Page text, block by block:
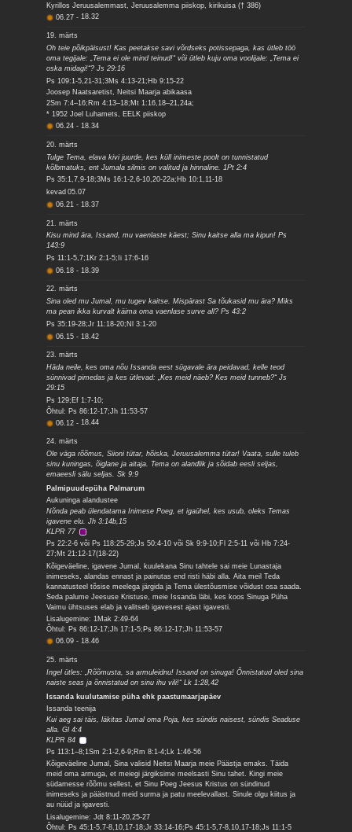
Kyrillos Jeruusalemmast, Jeruusalemma piiskop, kirikuisa († 386)
06.27-18.32
19. märts
Oh teie põikpäisust! Kas peetakse savi võrdseks potissepaga, kas ütleb töö
oma tegijale: „Tema ei ole mind teinud!“ või ütleb kuju oma voolijale: „Tema ei
oska midagi!“? Js 29:16
Ps 109:1-5,21-31;3Ms 4:13-21;Hb 9:15-22
Joosep Naatsaretist, Neitsi Maarja abikaasa
2Sm 7:4–16;Rm 4:13–18;Mt 1:16,18–21,24a;
* 1952 Joel Luhamets, EELK piiskop
06.24-18.34
20. märts
Tulge Tema, elava kivi juurde, kes küll inimeste poolt on tunnistatud
kõlbmatuks, ent Jumala silmis on valitud ja hinnaline. 1Pt 2:4
Ps 35:1,7,9-18;3Ms 16:1-2,6-10,20-22a;Hb 10:1,11-18
kevad 05.07
06.21- 18.37
21. märts
Kisu mind ära, Issand, mu vaenlaste käest; Sinu kaitse alla ma kipun! Ps
143:9
Ps 11:1-5,7;1Kr 2:1-5;Ii 17:6-16
06.18- 18.39
22. märts
Sina oled mu Jumal, mu tugev kaitse. Mispärast Sa tõukasid mu ära? Miks
ma pean ikka kurvalt käima oma vaenlase surve all? Ps 43:2
Ps 35:19-28;Jr 11:18-20;Nl 3:1-20
06.15- 18.42
23. märts
Häda neile, kes oma nõu Issanda eest sügavale ära peidavad, kelle teod
sünnivad pimedas ja kes ütlevad: „Kes meid näeb? Kes meid tunneb?“ Js
29:15
Ps 129;Ef 1:7-10;
Õhtul: Ps 86:12-17;Jh 11:53-57
06.12-18.44
24. märts
Ole väga rõõmus, Siioni tütar, hõiska, Jeruusalemma tütar! Vaata, sulle tuleb
sinu kuningas, õiglane ja aitaja. Tema on alandlik ja sõidab eesli seljas,
emaeesli sälu seljas. Sk 9:9
Palmipuudepüha Palmarum
Aukuninga alandustee
Nõnda peab ülendatama Inimese Poeg, et igaühel, kes usub, oleks Temas
igavene elu. Jh 3:14b,15
KLPR 77
Ps 22:2-6 või Ps 118:25-29;Js 50:4-10 või Sk 9:9-10;Fl 2:5-11 või Hb 7:24-
27;Mt 21:12-17(18-22)
Kõigeväeline, igavene Jumal, kuulekana Sinu tahtele sai meie Lunastaja
inimeseks, alandas ennast ja painutas end risti häbi alla. Aita meil Teda
kannatusteel tõsise meelega järgida ja Tema ülestõusmise võidust osa saada.
Seda palume Jeesuse Kristuse, meie Issanda läbi, kes koos Sinuga Püha
Vaimu ühtsuses elab ja valitseb igavesest ajast igavesti.
Lisalugemine: 1Mak 2:49-64
Õhtul: Ps 86:12-17;Jh 17:1-5;Ps 86:12-17;Jh 11:53-57
06.09-18.46
25. märts
Ingel ütles: „Rõõmusta, sa armuleidnu! Issand on sinuga! Õnnistatud oled sina
naiste seas ja õnnistatud on sinu ihu vili!“ Lk 1:28,42
Issanda kuulutamise püha ehk paastumaarjapäev
Issanda teenija
Kui aeg sai täis, läkitas Jumal oma Poja, kes sündis naisest, sündis Seaduse
alla. Gl 4:4
KLPR 84
Ps 113:1–8;1Sm 2:1-2,6-9;Rm 8:1-4;Lk 1:46-56
Kõigeväeline Jumal, Sina valisid Neitsi Maarja meie Päästja emaks. Täida
meid oma armuga, et meiegi järgiksime meelsasti Sinu tahet. Kingi meie
südamesse rõõmu sellest, et Sinu Poeg Jeesus Kristus on sündinud
inimeseks ja päästnud meid surma ja patu meelevallast. Sinule olgu kiitus ja
au nüüd ja igavesti.
Lisalugemine: Jdt 8:11-20,25-27
Õhtul: Ps 45:1-5,7-8,10,17-18;Jr 33:14-16;Ps 45:1-5,7-8,10,17-18;Js 11:1-5